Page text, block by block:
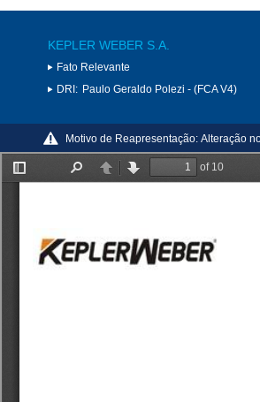
KEPLER WEBER S.A.
Fato Relevante
DRI: Paulo Geraldo Polezi - (FCA V4)
Motivo de Reapresentação: Alteração